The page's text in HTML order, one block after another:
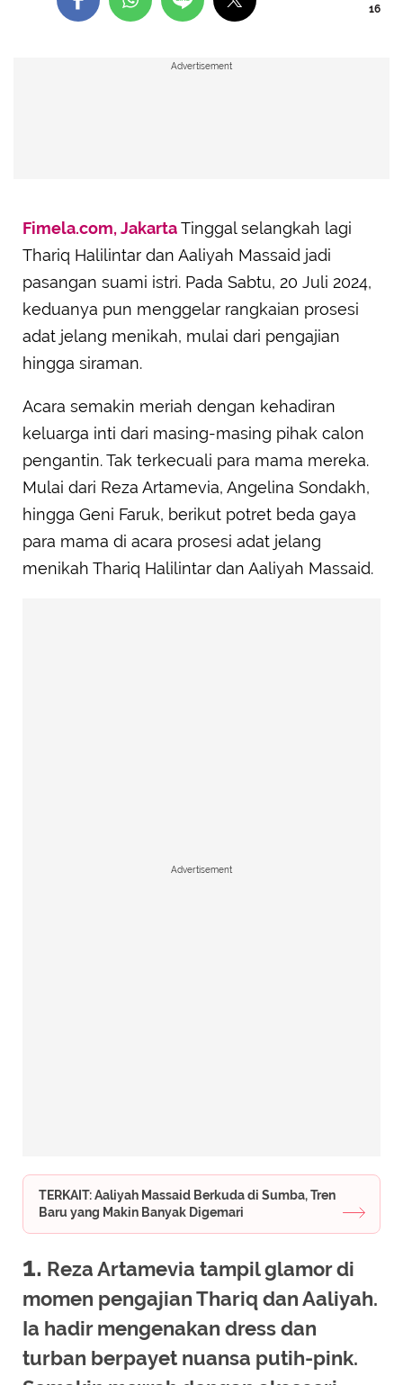
16
Advertisement
Fimela.com, JakartaTinggal selangkah lagi
Thariq Halilintar dan Aaliyah Massaid jadi
pasangan suami istri. Pada Sabtu, 20 Juli 2024,
keduanya pun menggelar rangkaian prosesi
adat jelang menikah, mulai dari pengajian
hingga siraman.
Acara semakin meriah dengan kehadiran
keluarga inti dari masing-masing pihak calon
pengantin. Tak terkecuali para mama mereka.
Mulai dari Reza Artamevia, Angelina Sondakh,
hingga Geni Faruk, berikut potret beda gaya
para mama di acara prosesi adat jelang
menikah Thariq Halilintar dan Aaliyah Massaid.
Advertisement
TERKAIT: Aaliyah Massaid Berkuda di Sumba, Tren
Baru yang Makin Banyak Digemari
1. Reza Artamevia tampil glamor di
momen pengajian Thariq dan Aaliyah.
Ia hadir mengenakan dress dan
turban berpayet nuansa putih-pink.